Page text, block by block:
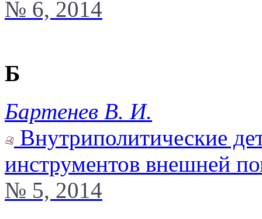
№ 6, 2014
Б
Бартенев В. И.
Внутриполитические
инструментов внешней
№ 5, 2014